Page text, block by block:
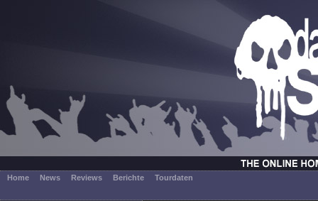
Home News Reviews Berichte Tourdaten